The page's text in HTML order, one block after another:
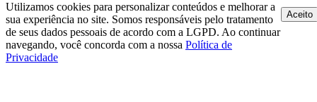
Utilizamos cookies para personalizar conteúdos e melhorar a
sua experiência no site. Somos responsáveis pelo tratamento
de seus dados pessoais de acordo com a LGPD. Ao continuar
navegando, você concorda com a nossa Política de
Privacidade
Aceito